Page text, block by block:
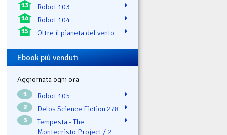
13 Robot 103
14 Robot 104
15 Oltre il pianeta del vento
Ebook più venduti
Aggiornata ogni ora
1 Robot 105
2 Delos Science Fiction 278
3
Tempesta - The
Montecristo Project / 2